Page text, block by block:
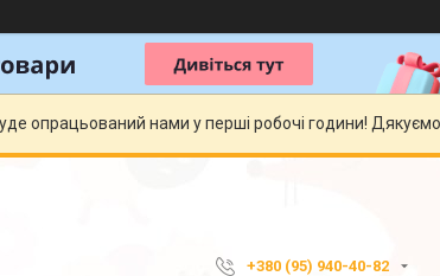
опрацьований нами у перші робочі години! Дякуємо
+380 (95) 940-40-82